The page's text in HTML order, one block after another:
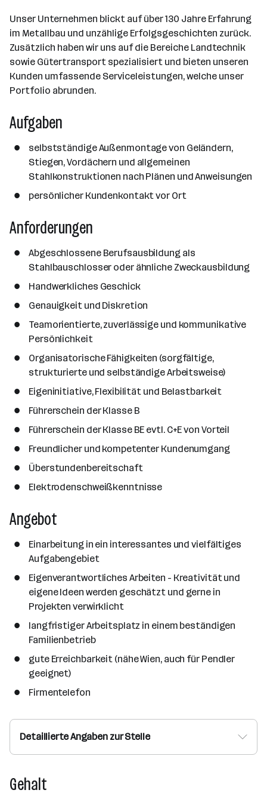
e
n
e
b
e
r
e
i
t
e
r
*
n
e
a
h
o
r
t
e
Unser Unternehmen blickt auf über 130 Jahre Erfahrung
im Metallbau und unzählige Erfolgsgeschichten zurück.
Zusätzlich haben wir uns auf die Bereiche Landtechnik
sowie Gütertransport spezialisiert und bieten unseren
Kunden umfassende Serviceleistungen, welche unser
Portfolio abrunden.
Aufgaben
selbstständige Außenmontage von Geländern,
Stiegen, Vordächern und allgemeinen
Stahlkonstruktionen nach Plänen und Anweisungen
persönlicher Kundenkontakt vor Ort
Anforderungen
Abgeschlossene Berufsausbildung als
Stahlbauschlosser oder ähnliche Zweckausbildung
Handwerkliches Geschick
Genauigkeit und Diskretion
Teamorientierte, zuverlässige und kommunikative
Persönlichkeit
Organisatorische Fähigkeiten (sorgfältige,
strukturierte und selbständige Arbeitsweise)
Eigeninitiative, Flexibilität und Belastbarkeit
Führerschein der Klasse B
Führerschein der Klasse BE evtl. C+E von Vorteil
Freundlicher und kompetenter Kundenumgang
Überstundenbereitschaft
Elektrodenschweißkenntnisse
Angebot
Einarbeitung in ein interessantes und vielfältiges
Aufgabengebiet
Eigenverantwortliches Arbeiten - Kreativität und
eigene Ideen werden geschätzt und gerne in
Projekten verwirklicht
langfristiger Arbeitsplatz in einem beständigen
Familienbetrieb
gute Erreichbarkeit (nähe Wien, auch für Pendler
geeignet)
Firmentelefon
Detaillierte Angaben zur Stelle
Gehalt